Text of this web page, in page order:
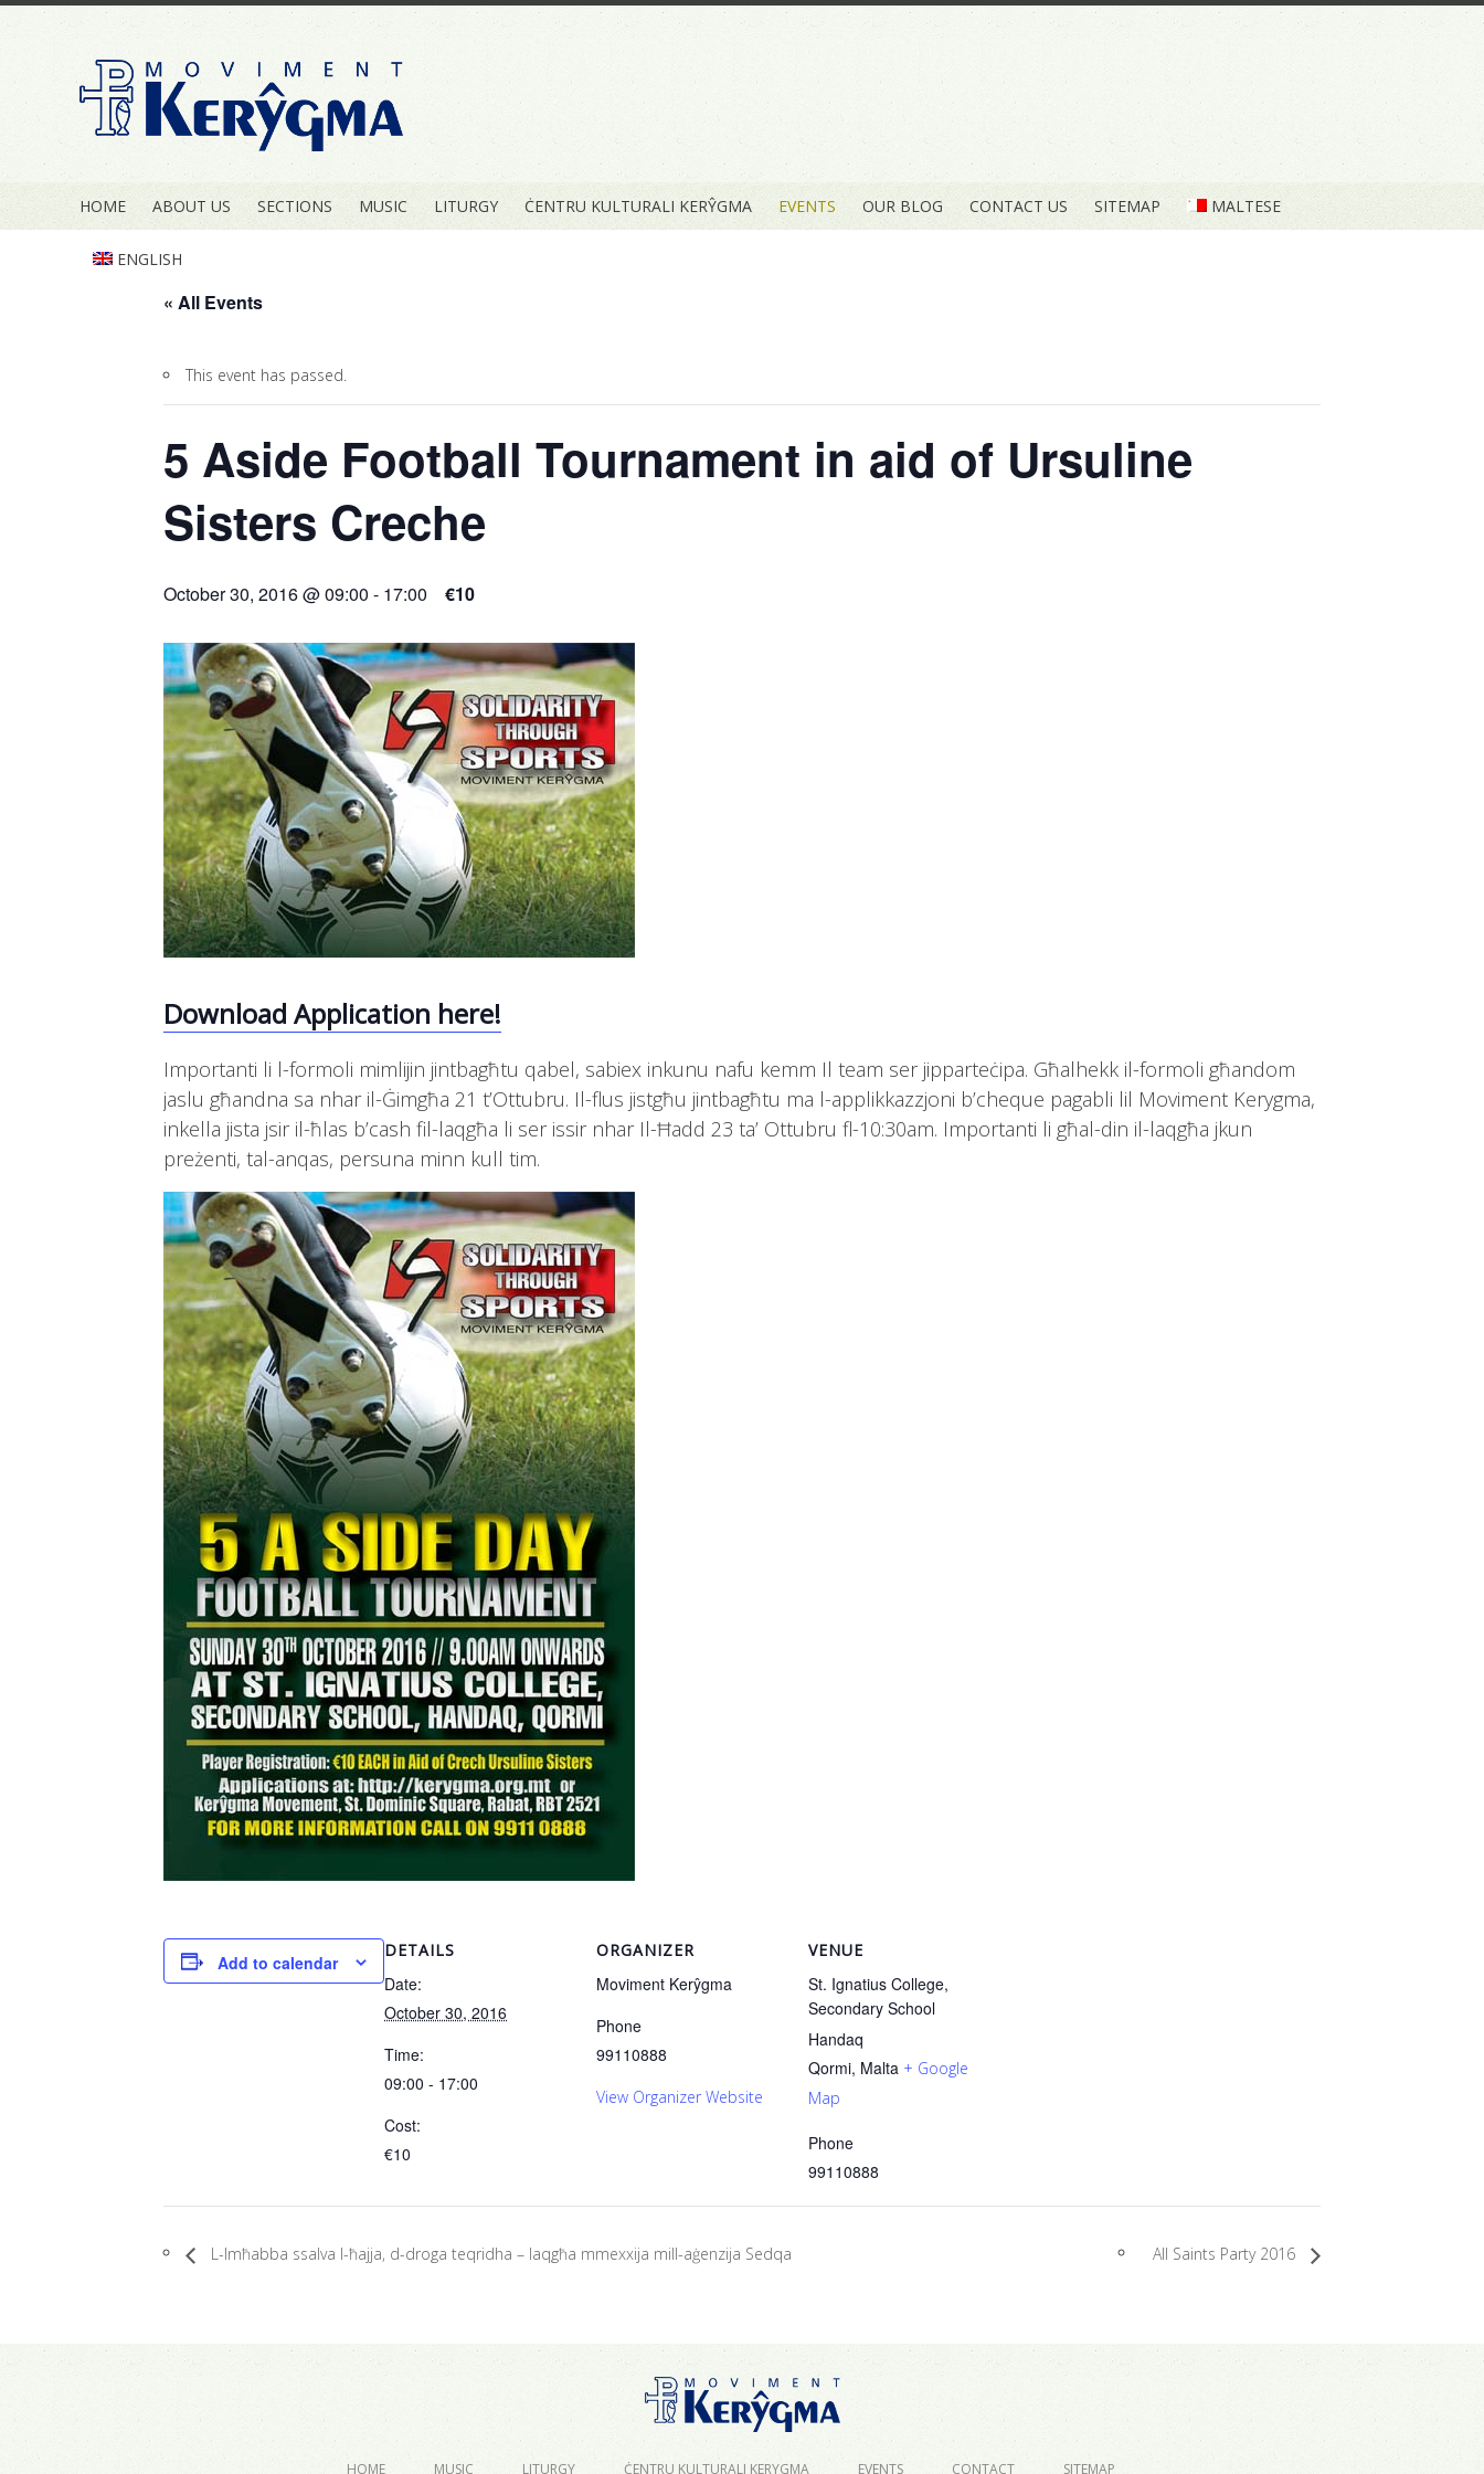
HOME ABOUT US SECTIONS MUSIC LITURGY ĊENTRU KULTURALI KERŶGMA EVENTS OUR BLOG CONTACT US SITEMAP MALTESE
ENGLISH
« All Events
This event has passed.
5 Aside Football Tournament in aid of Ursuline
Sisters Creche
October 30, 2016 @ 09:00 - 17:00 €10
Download Application here!
Importanti li l-formoli mimlijin jintbagħtu qabel, sabiex inkunu nafu kemm Il team ser jipparteċipa. Għalhekk il-formoli għandom
jaslu għandna sa nhar il-Ġimgħa 21 t’Ottubru. Il-flus jistgħu jintbagħtu ma l-applikkazzjoni b’cheque pagabli lil Moviment Kerygma,
inkella jista jsir il-ħlas b’cash fil-laqgħa li ser issir nhar Il-Ħadd 23 ta’ Ottubru fl-10:30am. Importanti li għal-din il-laqgħa jkun
preżenti, tal-anqas, persuna minn kull tim.
Add to calendar
DETAILS
Date:
October 30, 2016
Time:
09:00 - 17:00
Cost:
€10
ORGANIZER
Moviment Kerŷgma
Phone
99110888
View Organizer Website
VENUE
St. Ignatius College,
Secondary School
Handaq
Qormi, Malta + Google
Map
Phone
99110888
L-Imħabba ssalva l-ħajja, d-droga teqridha – laqgħa mmexxija mill-aġenzija Sedqa All Saints Party 2016
HOME MUSIC LITURGY ĊENTRU KULTURALI KERYGMA EVENTS CONTACT SITEMAP